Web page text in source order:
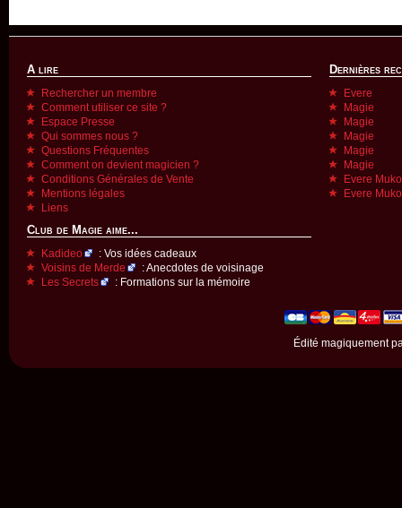
A lire
Rechercher un membre
Comment utiliser ce site ?
Espace Presse
Qui sommes nous ?
Questions Fréquentes
Comment on devient magicien ?
Conditions Générales de Vente
Mentions légales
Liens
Club de Magie aime...
Kadideo
: Vos idées cadeaux
Voisins de Merde
: Anecdotes de voisinage
Les Secrets
: Formations sur la mémoire
Dernières
Evere
Magie
Magie
Magie
Magie
Magie
Evere
Evere
Édité magiquement